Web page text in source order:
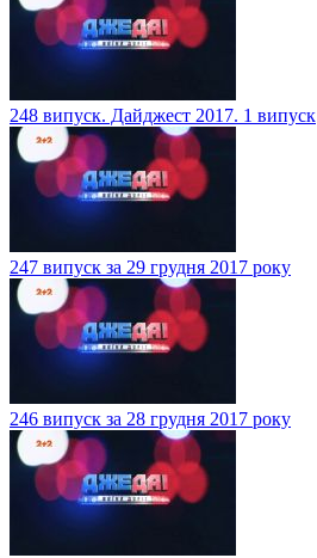
248 випуск. Дайджест 2017. 1 випуск
247 випуск за 29 грудня 2017 року
246 випуск за 28 грудня 2017 року